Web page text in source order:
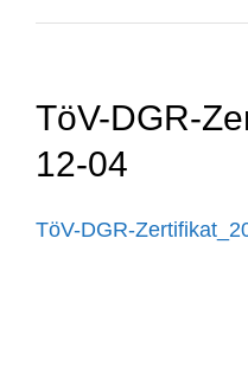
TöV-DGR-
12-04
TöV-DGR-